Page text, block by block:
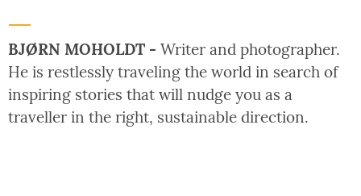
BJØRN MOHOLDT - Writer and photographer.
He is restlessly traveling the world in search of
inspiring stories that will nudge you as a
traveller in the right, sustainable direction.